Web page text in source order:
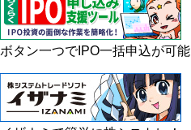
ボタン一つでIPO一括申込が可能